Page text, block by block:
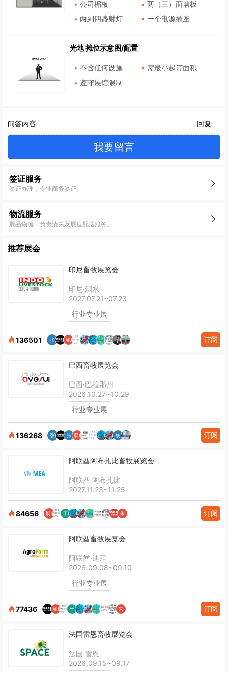
公司楣板
两（三）面墙板
两到四盏射灯
一个电源插座
光地 摊位示意图/配置
不含任何设施
需最小起订面积
遵守展馆限制
问答内容 回复
我要留言
签证服务
签证办理，专业商务签证。
物流服务
展品物流，负责清关及展位配送服务。
推荐展会
印尼畜牧展览会
印尼·泗水
2027.07.21~07.23
行业专业展
136501 订阅
巴西畜牧展览会
巴西·巴拉那州
2026.10.27~10.29
行业专业展
136268 订阅
阿联酋阿布扎比畜牧展览会
阿联酋·阿布扎比
2027.11.23~11.25
84656 订阅
阿联酋畜牧展览会
阿联酋·迪拜
2026.09.08~09.10
行业专业展
77436 订阅
法国雷恩畜牧展览会
法国·雷恩
2026.09.15~09.17